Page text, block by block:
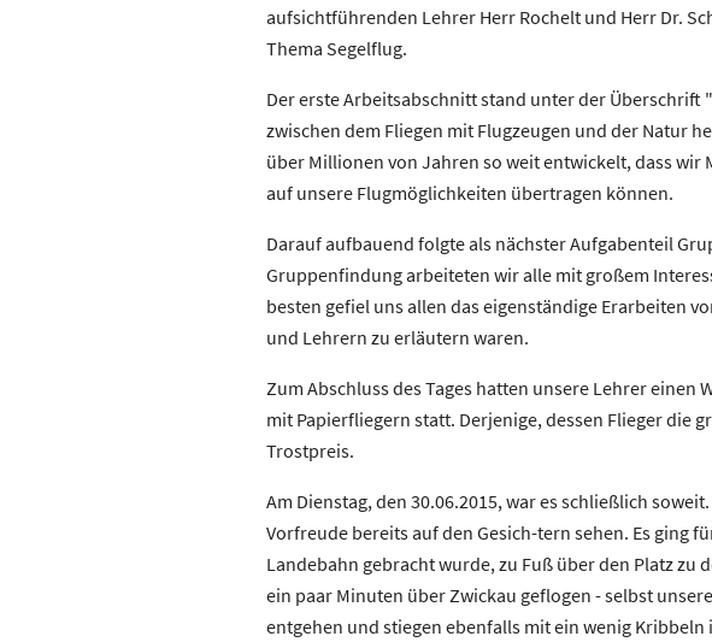
aufsichtführenden Lehrer Herr Rochelt und Herr Dr.
Thema Segelflug.
Der erste Arbeitsabschnitt stand unter der Überschrift
zwischen dem Fliegen mit Flugzeugen und der Natur
über Millionen von Jahren so weit entwickelt, dass wir
auf unsere Flugmöglichkeiten übertragen können.
Darauf aufbauend folgte als nächster Aufgabenteil
Gruppenfindung arbeiteten wir alle mit großem
besten gefiel uns allen das eigenständige Erarbeiten
und Lehrern zu erläutern waren.
Zum Abschluss des Tages hatten unsere Lehrer
mit Papierfliegern statt. Derjenige, dessen Flieger die
Trostpreis.
Am Dienstag, den 30.06.2015, war es schließlich
Vorfreude bereits auf den Gesich-tern sehen. Es ging
Landebahn gebracht wurde, zu Fuß über den Platz
ein paar Minuten über Zwickau geflogen - selbst
entgehen und stiegen ebenfalls mit ein wenig